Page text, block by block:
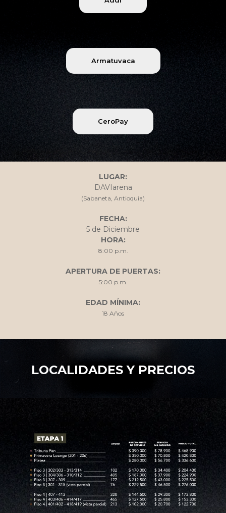
Armatuvaca
CeroPay
LUGAR:
DAVIarena
(Sabaneta, Antioquia)
FECHA:
5 de Diciembre
HORA:
8:00 p.m.
APERTURA DE PUERTAS:
5:00 p.m.
EDAD MÍNIMA:
18 Años
LOCALIDADES Y PRECIOS